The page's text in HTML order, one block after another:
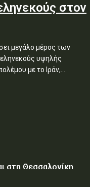
στον
μεγάλο μέρος των
υψηλής
με το Ιράν,...
στη Θεσσαλονίκη